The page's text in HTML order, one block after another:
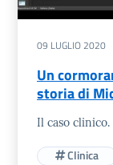
09 LUGLIO 2020
Un
storia di
Il caso clinico.
Clinica